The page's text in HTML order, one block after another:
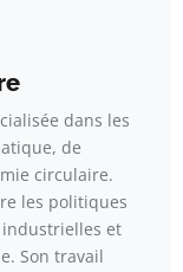
dans les
de
circulaire.
les politiques
et
Son travail